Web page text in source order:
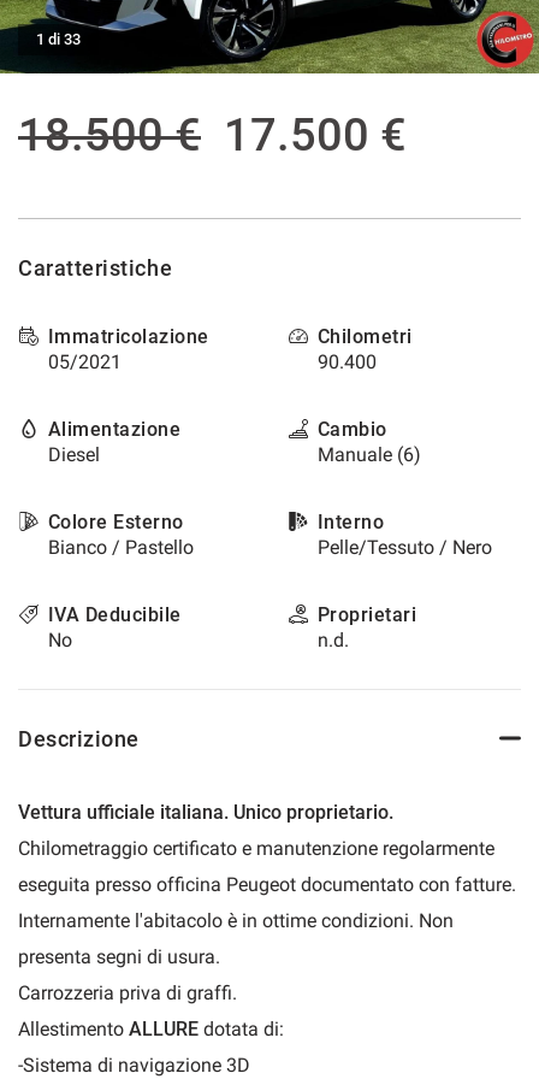
ASSISTENZA POST VENDITA
1 di 33
18.500 € 17.500 €
Caratteristiche
Immatricolazione
05/2021
Chilometri
90.400
Alimentazione
Diesel
Cambio
Manuale (6)
Colore Esterno
Bianco / Pastello
Interno
Pelle/Tessuto / Nero
IVA Deducibile
No
Proprietari
n.d.
Descrizione
Vettura ufficiale italiana. Unico proprietario.
Chilometraggio certificato e manutenzione regolarmente
eseguita presso officina Peugeot documentato con fatture.
Internamente l'abitacolo è in ottime condizioni. Non
presenta segni di usura.
Carrozzeria priva di graffi.
Allestimento ALLURE dotata di:
-Sistema di navigazione 3D
tracciamento
che
per
funzionalità
le
di
descritte.
Per
ottenere
informazioni
sull'utilità
funzionamento
questi
di
tracciamento
cookie
rivedere
modificare
le
tue
scelte
in
qualsiasi
momento.